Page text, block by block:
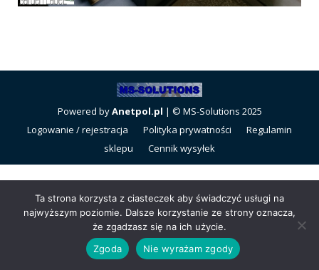
Powered byAnetpol.pl | © MS-Solutions 2025
Logowanie / rejestracja
Polityka prywatności
Regulamin
sklepu
Cennik wysyłek
Ta strona korzysta z ciasteczek aby świadczyć usługi na
najwyższym poziomie. Dalsze korzystanie ze strony oznacza,
że zgadzasz się na ich użycie.
Zgoda
Nie wyrażam zgody